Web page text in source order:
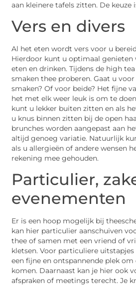
aan kleinere tafels zitten. De keuze
Vers en divers
Al het eten wordt vers voor u
Hierdoor kunt u optimaal genieten
eten en drinken. Tijdens de high
smaken thee proberen. Gaat u
smaken? Of voor beide? Het fijne
het met elk weer leuk is om te
kunt u lekker buiten zitten en als
u knus binnen zitten bij de open
brunches worden aangepast aan
altijd genoeg variatie. Natuurlijk
als u allergieën of andere wensen
rekening mee gehouden.
Particulier,
evenementen
Er is een hoop mogelijk bij
kan hier particulier aanschuiven
thee of samen met een vriend of
kletsen. Voor particuliere uitstapjes
een fijne en ontspannende plek
komen. Daarnaast kan je hier ook
afspraken of meetings terecht. Je